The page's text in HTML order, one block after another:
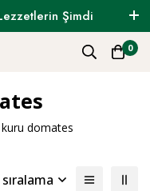
Şimdi
0
kuru domates